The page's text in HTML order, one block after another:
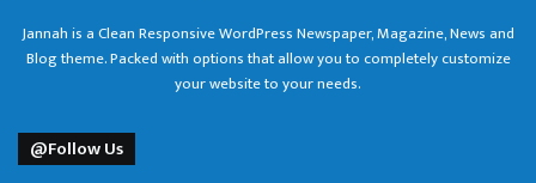
Jannah is a Clean Responsive WordPress Newspaper, Magazine, News and
Blog theme. Packed with options that allow you to completely customize
your website to your needs.
@Follow Us